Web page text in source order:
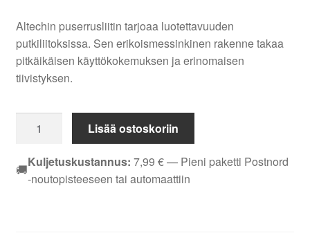
Altechin puserrusliitin tarjoaa luotettavuuden
putkiliitoksissa. Sen erikoismessinkinen rakenne takaa
pitkäikäisen käyttökokemuksen ja erinomaisen
tiivistyksen.
PUSERRUSLIITIN
SUORA
EM
ALTECH
Lisää ostoskoriin
🚚Kuljetuskustannus: 7,99 €— Pieni paketti Postnord
-noutopisteeseen tai automaattiin